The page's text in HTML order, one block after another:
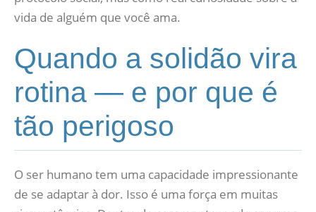
vida de alguém que você ama.
Quando a solidão vira
rotina — e por que é
tão perigoso
O ser humano tem uma capacidade impressionante
de se adaptar à dor. Isso é uma força em muitas